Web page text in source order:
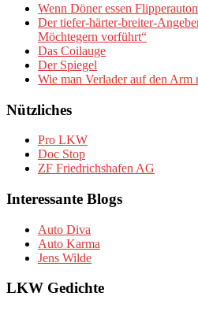
Wenn Döner essen
Der tiefer-härter-breiter-
Möchtegern vorführt“
Das Coilauge
Der Spiegel
Wie man Verlader auf den Arm
Nützliches
Pro LKW
Doc Stop
ZF Friedrichshafen AG
Interessante Blogs
Auto Diva
Auto Karma
Jens Wilde
LKW Gedichte